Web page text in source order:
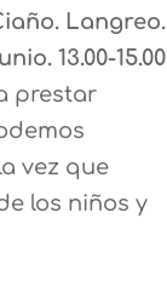
Langreo.
13.00-15.00
prestar
vez que
los niños y